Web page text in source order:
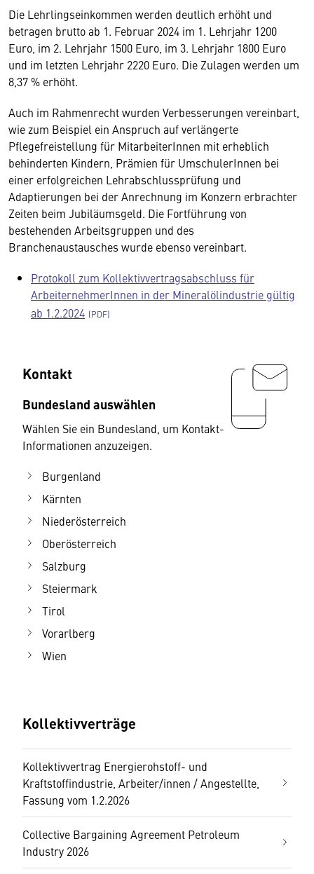
Die Lehrlingseinkommen werden deutlich erhöht und
betragen brutto ab 1. Februar 2024 im 1. Lehrjahr 1200
Euro, im 2. Lehrjahr 1500 Euro, im 3. Lehrjahr 1800 Euro
und im letzten Lehrjahr 2220 Euro. Die Zulagen werden um
8,37 % erhöht.
Auch im Rahmenrecht wurden Verbesserungen vereinbart,
wie zum Beispiel ein Anspruch auf verlängerte
Pflegefreistellung für MitarbeiterInnen mit erheblich
behinderten Kindern, Prämien für UmschulerInnen bei
einer erfolgreichen Lehrabschlussprüfung und
Adaptierungen bei der Anrechnung im Konzern erbrachter
Zeiten beim Jubiläumsgeld. Die Fortführung von
bestehenden Arbeitsgruppen und des
Branchenaustausches wurde ebenso vereinbart.
Protokoll zum Kollektivvertragsabschluss für
ArbeiternehmerInnen in der Mineralölindustrie gültig
ab 1.2.2024
Kontakt
Bundesland auswählen
Wählen Sie ein Bundesland, um Kontakt-
Informationen anzuzeigen.
Burgenland
Kärnten
Niederösterreich
Oberösterreich
Salzburg
Steiermark
Tirol
Vorarlberg
Wien
Kollektivverträge
Kollektivvertrag Energierohstoff- und
Kraftstoffindustrie, Arbeiter/innen / Angestellte,
Fassung vom 1.2.2026
Collective Bargaining Agreement Petroleum
Industry 2026